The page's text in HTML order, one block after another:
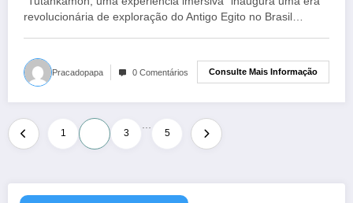
revolucionária de exploração do Antigo Egito no Brasil…
Pracadopapa 0 Comentários Consulte Mais Informação
Paginação
de
posts
1 3 5